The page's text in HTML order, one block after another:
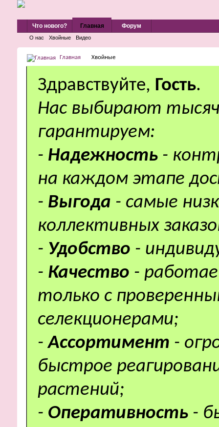
Что нового? Главная
О нас Хвойные Видео
Форум
Главная Хвойные
Здравствуйте, Гость.
Нас выбирают
гарантируем:
- Надежность -
на каждом этапе
- Выгода - самые
коллективных
- Удобство -
- Качество -
только с
селекционерами;
-Ассортимент -
быстрое
растений;
- Оперативность -